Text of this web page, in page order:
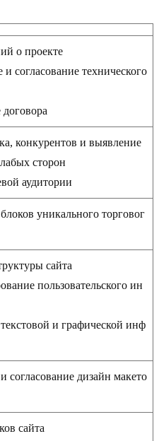
о проекте
согласование технического
конкурентов и выявление
сторон
аудитории
уникального торговог
сайта
пользовательского ин
и графической инф
согласование дизайн макето
сайта